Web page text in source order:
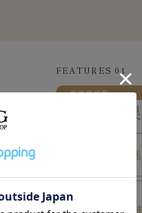
FEATURES 01
一般医療機器
４つの効